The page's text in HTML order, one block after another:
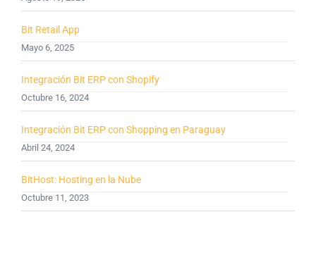
Bit Retail App
Mayo 6, 2025
Integración Bit ERP con Shopify
Octubre 16, 2024
Integración Bit ERP con Shopping en Paraguay
Abril 24, 2024
BitHost: Hosting en la Nube
Octubre 11, 2023